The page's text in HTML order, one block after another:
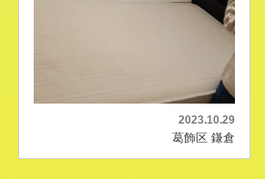
2023.10.29
葛飾区 鎌倉